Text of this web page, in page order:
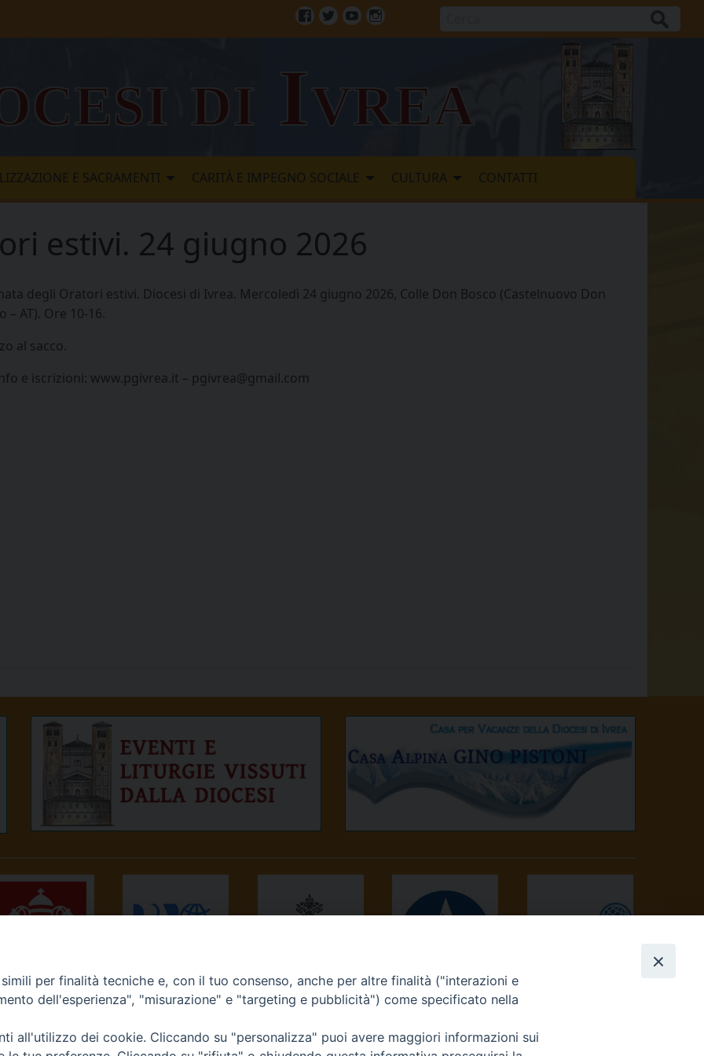
di Ivrea
E SACRAMENTI CARITÀ E IMPEGNO SOCIALE CULTURA CONTATTI
estivi. 24 giugno 2026
degli Oratori estivi. Diocesi di Ivrea. Mercoledì 24 giugno 2026, Colle Don Bosco (Castelnuovo Don
– AT). Ore 10-16.
al sacco.
e iscrizioni: www.pgivrea.it – pgivrea@gmail.com
NEWS.VA RADIO VATICANA
OSSERVATORE
ROMANO
AVVENIRE
per finalità tecniche e, con il tuo consenso, anche per altre finalità ("interazioni e
dell'esperienza", "misurazione" e "targeting e pubblicità") come specificato nella
all'utilizzo dei cookie. Cliccando su "personalizza" puoi avere maggiori informazioni sui